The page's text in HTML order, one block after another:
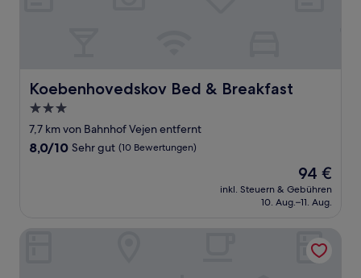
Koebenhovedskov Bed & Breakfast
Koebenhovedskov Bed & Breakfast
3.0-
Sterne-
Unterkunft
7,7 km von Bahnhof Vejen entfernt
8.0
Bewertungen)
8,0/10 Sehr gut (10 Bewertungen)
Der
Preis
beträgt
94 €
inkl. Steuern & Gebühren
10. Aug.–11. Aug.